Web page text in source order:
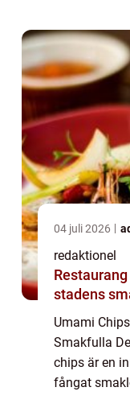
smakprof...
04 juli 2026
redaktionel
Restaurang
stadens
Umami
Smakfulla
chips är en
fångat